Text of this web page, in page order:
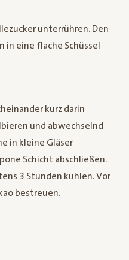
unterrühren. Den
in eine flache Schüssel
kurz darin
und abwechselnd
in kleine Gläser
Schicht abschließen.
3 Stunden kühlen. Vor
bestreuen.